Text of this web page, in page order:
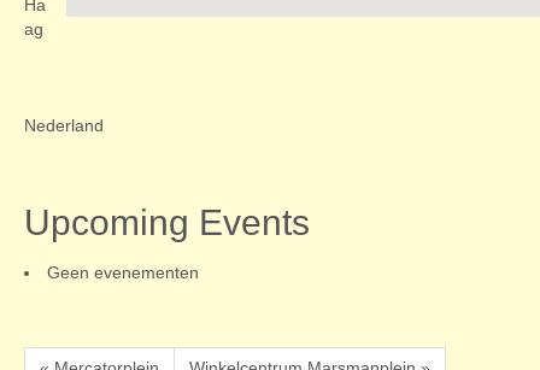
Ha
ag
Nederland
Upcoming Events
Geen evenementen